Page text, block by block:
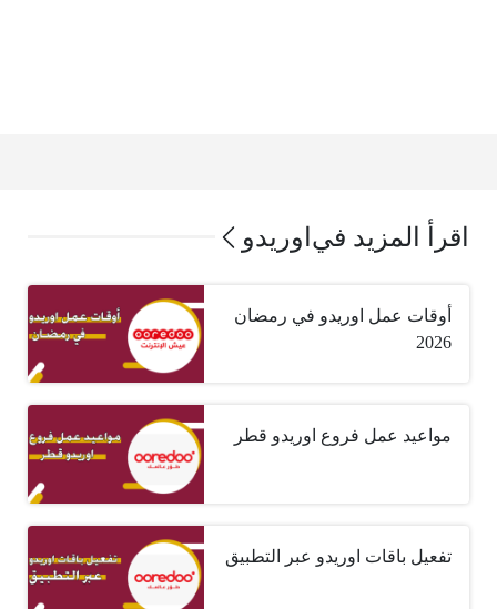
اقرأ المزيد في اوريدو
أوقات عمل اوريدو في رمضان
2026
مواعيد عمل فروع اوريدو قطر
تفعيل باقات اوريدو عبر التطبيق